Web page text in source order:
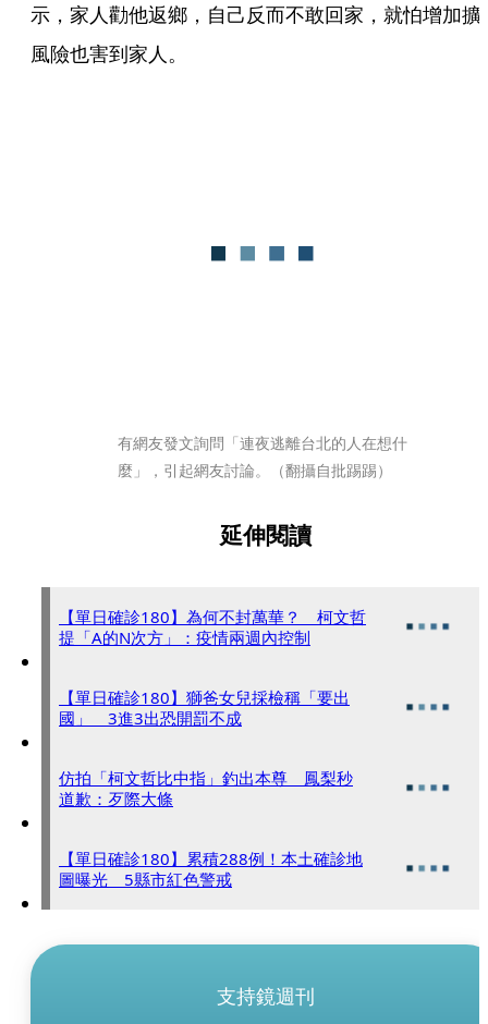
示，家人勸他返鄉，自己反而不敢回家，就怕增加擴
風險也害到家人。
有網友發文詢問「連夜逃離台北的人在想什
麼」，引起網友討論。（翻攝自批踢踢）
延伸閱讀
【單日確診180】為何不封萬華？ 柯文哲
提「A的N次方」：疫情兩週內控制
【單日確診180】獅爸女兒採檢稱「要出
國」 3進3出恐開罰不成
仿拍「柯文哲比中指」釣出本尊 鳳梨秒
道歉：歹際大條
【單日確診180】累積288例！本土確診地
圖曝光 5縣市紅色警戒
支持鏡週刊